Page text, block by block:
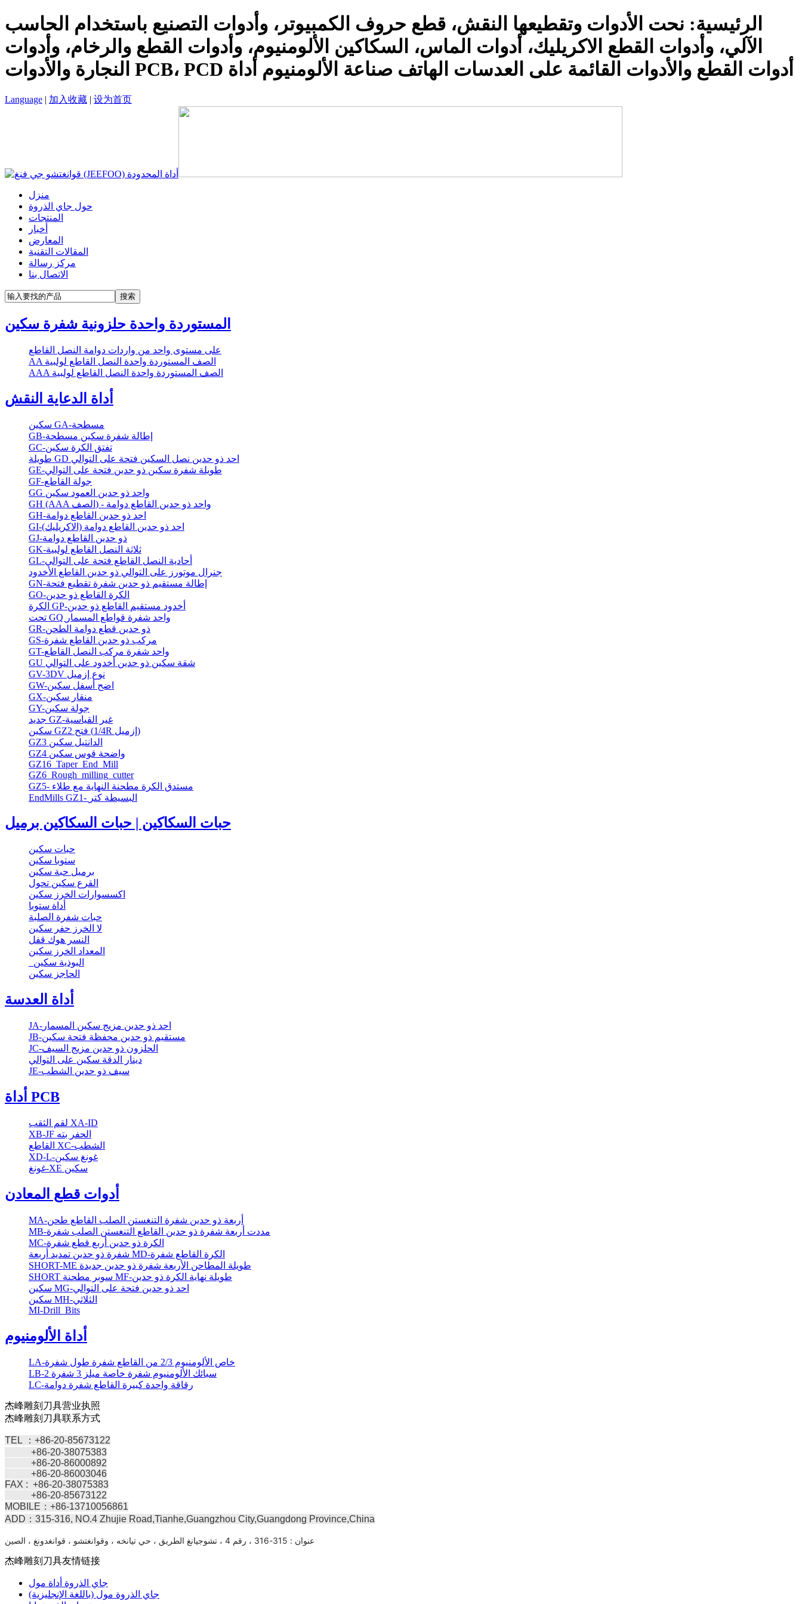
الرئيسية: نحت الأدوات وتقطيعها النقش، قطع حروف الكمبيوتر، وأدوات التصنيع باستخدام الحاسب
الآلي، وأدوات القطع الاكريليك، أدوات الماس، السكاكين الألومنيوم، وأدوات القطع والرخام، وأدوات
النجارة والأدوات PCB، PCD أدوات القطع والأدوات القائمة على العدسات الهاتف صناعة الألومنيوم أداة
Language | 加入收藏 | 设为首页
منزل
حول جاي الذروة
المنتجات
أخبار
المعارض
المقالات التقنية
مركز رسالة
الاتصال بنا
المستوردة واحدة حلزونية شفرة سكين
على مستوى واحد من واردات دوامة النصل القاطع
AA الصف المستوردة واحدة النصل القاطع لولبية
AAA الصف المستوردة واحدة النصل القاطع لولبية
أداة الدعاية النقش
سكين GA-مسطحة
GB-إطالة شفرة سكين مسطحة
GC-تفتق الكرة سكين
طويلة GD احد ذو حدين نصل السكين فتحة على التوالي
GE-طويلة شفرة سكين ذو حدين فتحة على التوالي
GF-جولة القاطع
GG واحد ذو حدين العمود سكين
GH (AAA الصف) - واحد ذو حدين القاطع دوامة
GH-احد ذو حدين القاطع دوامة
GI-احد ذو حدين القاطع دوامة (الاكريليك)
GJ-ذو حدين القاطع دوامة
GK-ثلاثة النصل القاطع لولبية
GL-أحادية النصل القاطع فتحة على التوالي
جنرال موتورز على التوالي ذو حدين القاطع الأخدود
GN-إطالة مستقيم ذو حدين شفرة تقطيع فتحة
GO-الكرة القاطع ذو حدين
الكرة GP-أخدود مستقيم القاطع ذو حدين
تحت GQ واحد شفرة قواطع المسمار
GR-ذو حدين قطع دوامة الطحن
GS-مركب ذو حدين القاطع شفرة
GT-واحد شفرة مركب النصل القاطع
GU شقة سكين ذو حدين أخدود على التوالي
GV-3DV نوع إزميل
GW-اضح أسفل سكين
GX-منقار سكين
GY-جولة سكين
جديد GZ-غير القياسية
سكين GZ2 فتح (1/4R إزميل)
GZ3 الدانتيل سكين
GZ4 واضحة قوس سكين
GZ16_Taper_End_Mill
GZ6_Rough_milling_cutter
GZ5- مستدق الكرة مطحنة النهاية مع طلاء
EndMills GZ1- البسيطة كتر
حبات السكاكين | حبات السكاكين برميل
حبات سكين
ستوبا سكين
برميل حبة سكين
القرع سكين تحول
اكسسوارات الخرز سكين
أداة ستوبا
حبات شفرة الصلبة
لا الخرز حفر سكين
النسر هوك قفل
المعداد الخرز سكين
البوذية سكين
الحاجز سكين
أداة العدسة
JA-احد ذو حدين مزيج سكين المسمار
JB-مستقيم ذو حدين محفظة فتحة سكين
JC-الحلزون ذو حدين مزيج السيف
دينار الدقة سكين على التوالي
JE-سيف ذو حدين الشطب
أداة PCB
لقم الثقب XA-ID
XB-JF الحفر بته
القاطع XC-الشطب
XD-L-غونغ سكين
غونغ-XE سكين
أدوات قطع المعادن
MA-أربعة ذو حدين شفرة التنغستن الصلب القاطع طحن
MB-مددت أربعة شفرة ذو حدين القاطع التنغستن الصلب شفرة
MC-الكرة ذو حدين أربع قطع شفرة
شفرة ذو حدين تمديد أربعة MD-الكرة القاطع شفرة
SHORT-ME طويلة المطاحن الأربعة شفرة ذو حدين جديدة
SHORT سوبر مطحنة MF-طويلة نهاية الكرة ذو حدين
سكين MG-احد ذو حدين فتحة على التوالي
سكين MH-الثلاثي
MI-Drill_Bits
أداة الألومنيوم
LA-خاص الألومنيوم 2/3 من القاطع شفرة طول شفرة
LB-2 سبائك الألومنيوم شفرة خاصة ميلز 3 شفرة
LC-رقاقة واحدة كبيرة القاطع شفرة دوامة
杰峰雕刻刀具营业执照
杰峰雕刻刀具联系方式
TEL ：+86-20-85673122
+86-20-38075383
+86-20-86000892
+86-20-86003046
FAX : +86-20-38075383
+86-20-85673122
MOBILE：+86-13710056861
ADD：315-316, NO.4 Zhujie Road,Tianhe,Guangzhou City,Guangdong Province,China
عنوان : 315-316 ، رقم 4 ، تشوجيانغ الطريق ، حي تيانخه ، وقوانغتشو ، قوانغدونغ ، الصين
杰峰雕刻刀具友情链接
جاي الذروة أداة مول
جاي الذروة مول (باللغة الإنجليزية)